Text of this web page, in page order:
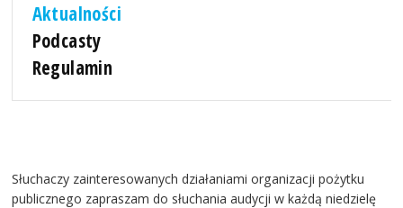
Aktualności
Podcasty
Regulamin
Słuchaczy zainteresowanych działaniami organizacji pożytku
publicznego zapraszam do słuchania audycji w każdą niedzielę